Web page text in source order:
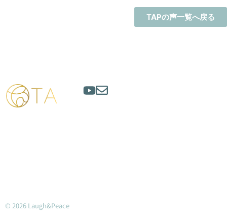
TAPの声一覧へ戻る
© 2026 Laugh&Peace